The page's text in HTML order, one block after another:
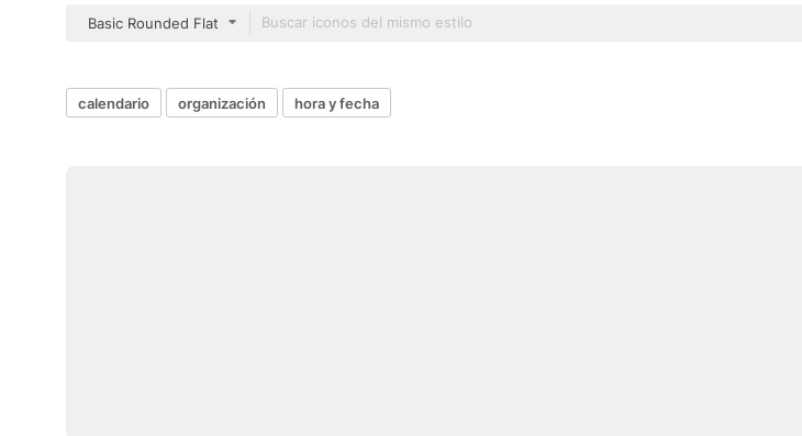
Basic Rounded Flat
calendario organización hora y fecha